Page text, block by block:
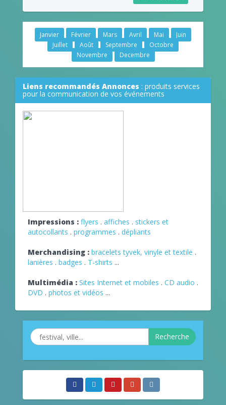
Janvier Février Mars Avril Mai
Juin
Juillet
Août Septembre
Octobre
Novembre
Decembre
Liens recommandés Annonces : produits services
pour la communication de vos événements
Impressions : flyers . affiches . stickers et
autocollants . programmes . dépliants
Merchandising : bracelets tyvek, vinyle et textile .
lanières . badges . T-shirts ...
Multimédia : Sites Internet et mobiles . CD audio .
DVD . photos et vidéos ...
Recherche